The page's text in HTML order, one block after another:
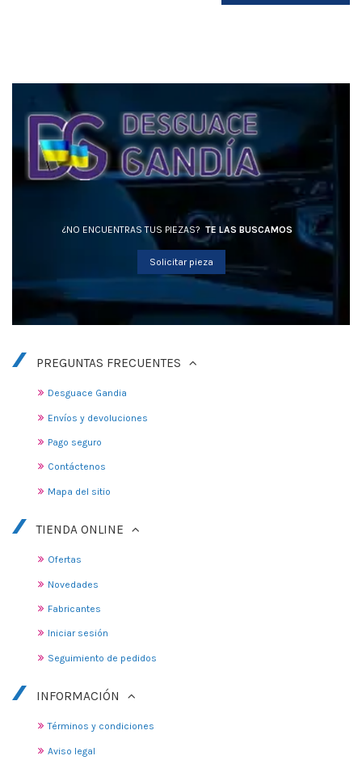
¿NO ENCUENTRAS TUS PIEZAS? TE LAS BUSCAMOS
Solicitar pieza
PREGUNTAS FRECUENTES
Desguace Gandia
Envíos y devoluciones
Pago seguro
Contáctenos
Mapa del sitio
TIENDA ONLINE
Ofertas
Novedades
Fabricantes
Iniciar sesión
Seguimiento de pedidos
INFORMACIÓN
Términos y condiciones
Aviso legal